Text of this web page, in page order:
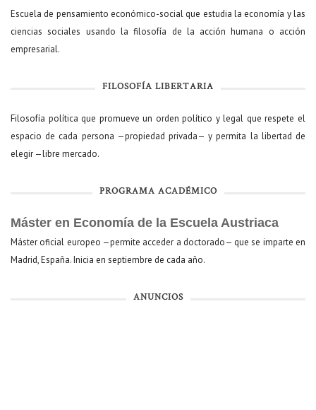
Escuela de pensamiento económico-social que estudia la economía y las
ciencias sociales usando la filosofía de la acción humana o acción
empresarial.
FILOSOFÍA LIBERTARIA
Filosofía política que promueve un orden político y legal que respete el
espacio de cada persona —propiedad privada— y permita la libertad de
elegir —libre mercado.
PROGRAMA ACADÉMICO
Máster en Economía de la Escuela Austriaca
Máster oficial europeo —permite acceder a doctorado— que se imparte en
Madrid, España. Inicia en septiembre de cada año.
ANUNCIOS